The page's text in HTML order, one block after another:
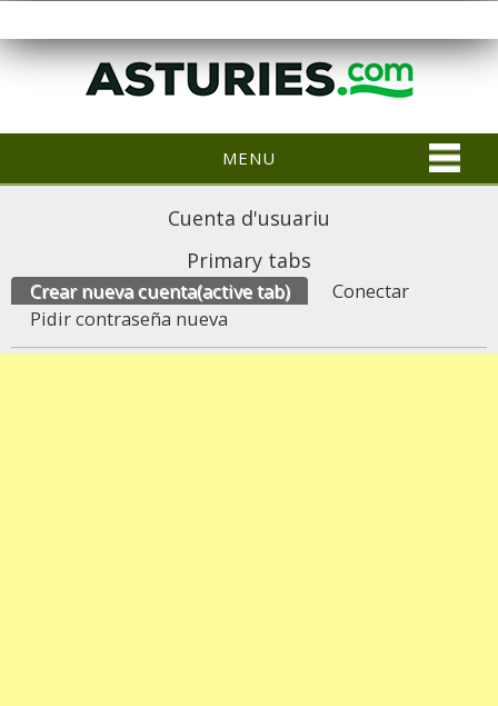
MENU
Cuenta d'usuariu
Primary tabs
Crear nueva cuenta(active tab)
Conectar
Pidir contraseña nueva